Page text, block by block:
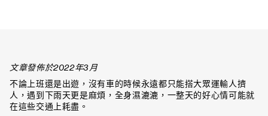
文章發佈於2022年3月
不論上班還是出遊，沒有車的時候永遠都只能搭大眾運輸人擠
人，遇到下雨天更是麻煩，全身濕漉漉，一整天的好心情可能就
在這些交通上耗盡。